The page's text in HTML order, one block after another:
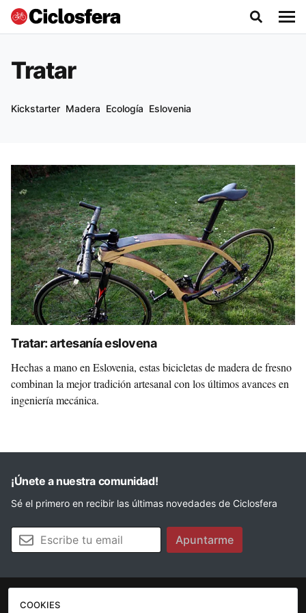
Tratar
Kickstarter Madera Ecología Eslovenia
Tratar: artesanía eslovena
Hechas a mano en Eslovenia, estas bicicletas de madera de fresno
combinan la mejor tradición artesanal con los últimos avances en
ingeniería mecánica.
¡Únete a nuestra comunidad!
Sé el primero en recibir las últimas novedades de Ciclosfera
Tu email Apuntarme
La revista
COOKIES